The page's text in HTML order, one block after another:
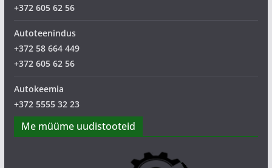
+372 605 62 56
Autoteenindus
+372 58 664 449
+372 605 62 56
Autokeemia
+372 5555 32 23
Me müüme uudistooteid